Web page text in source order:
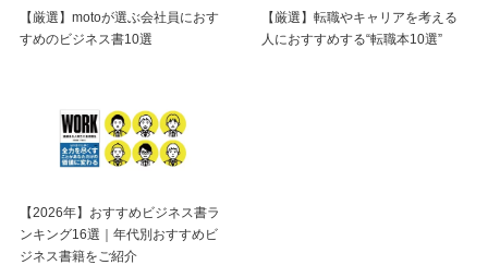
【厳選】motoが選ぶ会社員におす
すめのビジネス書10選
【厳選】転職やキャリアを考える
人におすすめする“転職本10選”
【2026年】おすすめビジネス書ラ
ンキング16選｜年代別おすすめビ
ジネス書籍をご紹介